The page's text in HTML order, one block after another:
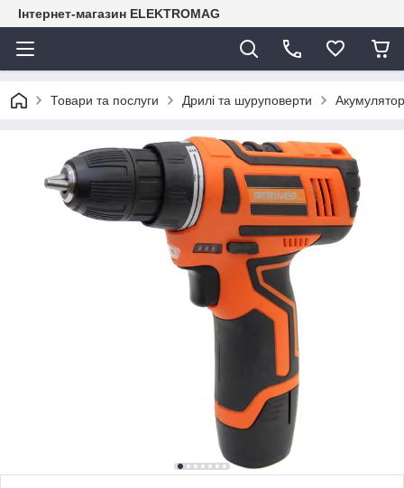
Інтернет-магазин ELEKTROMAG
Товари та послуги Дрилі та шуруповерти